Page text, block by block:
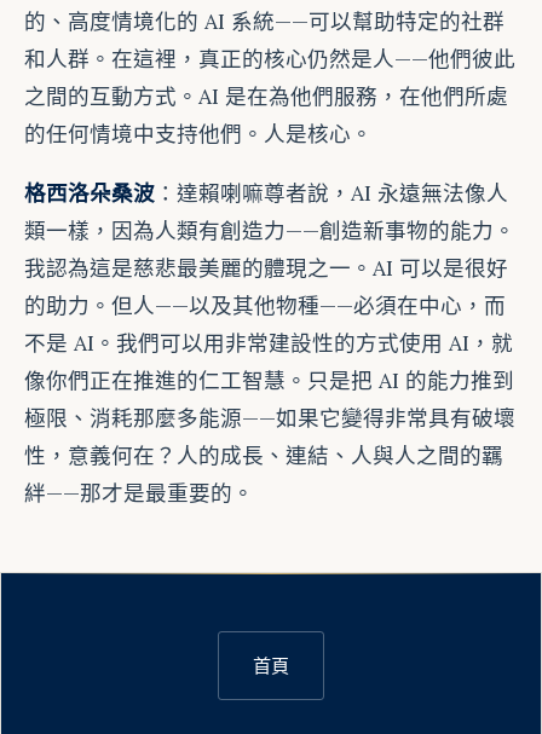
的、高度情境化的 AI 系統——可以幫助特定的社群
和人群。在這裡，真正的核心仍然是人——他們彼此
之間的互動方式。AI 是在為他們服務，在他們所處
的任何情境中支持他們。人是核心。
格西洛朵桑波 ：達賴喇嘛尊者說，AI 永遠無法像人
類一樣，因為人類有創造力——創造新事物的能力。
我認為這是慈悲最美麗的體現之一。AI 可以是很好
的助力。但人——以及其他物種——必須在中心，而
不是 AI。我們可以用非常建設性的方式使用 AI，就
像你們正在推進的仁工智慧。只是把 AI 的能力推到
極限、消耗那麼多能源——如果它變得非常具有破壞
性，意義何在？人的成長、連結、人與人之間的羈
絆——那才是最重要的。
首頁